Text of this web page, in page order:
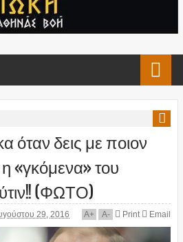
όταν δεις με ποιον
«γκόμενα» του
(ΦΩΤΟ)
29, 2016 A+ A- Print Email